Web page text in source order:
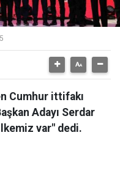
Cumhur ittifakı
Adayı Serdar
var" dedi.